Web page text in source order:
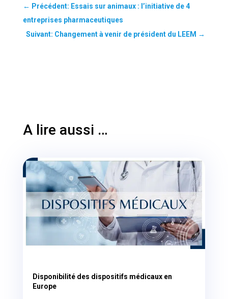
← Précédent: Essais sur animaux : l’initiative de 4
entreprises pharmaceutiques
Suivant: Changement à venir de président du LEEM →
A lire aussi …
Disponibilité des dispositifs médicaux en
Europe